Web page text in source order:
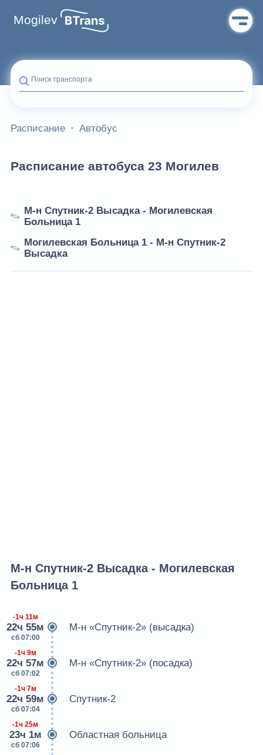
Mogilev
Поиск транспорта
Расписание Автобус
Расписание автобуса 23 Могилев
М-н Спутник-2 Высадка - Могилевская
Больница 1
Могилевская Больница 1 - М-н Спутник-2
Высадка
М-н Спутник-2 Высадка - Могилевская
Больница 1
-1ч 11м
22ч 55м
сб 07:00
М-н «Спутник-2» (высадка)
-1ч 9м
22ч 57м
сб 07:02
М-н «Спутник-2» (посадка)
-1ч 7м
22ч 59м
сб 07:04
Спутник-2
-1ч 25м
23ч 1м
сб 07:06
Областная больница